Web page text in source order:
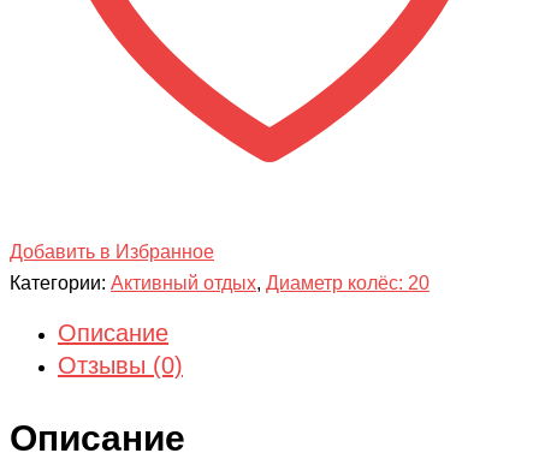
Добавить в Избранное
Категории: Активный отдых, Диаметр колёс: 20
Описание
Отзывы (0)
Описание